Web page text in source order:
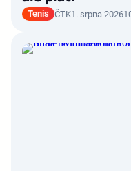
Tenis ČTK1. srpna 2026